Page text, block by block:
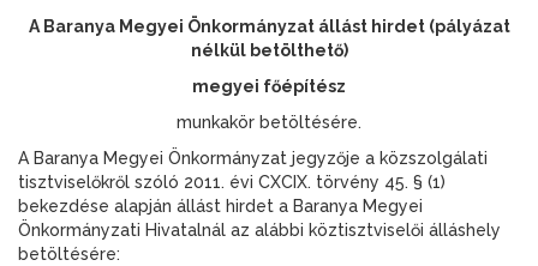
A Baranya Megyei Önkormányzat állást hirdet (pályázat
nélkül betölthető)
megyei főépítész
munkakör betöltésére.
A Baranya Megyei Önkormányzat jegyzője a közszolgálati
tisztviselőkről szóló 2011. évi CXCIX. törvény 45. § (1)
bekezdése alapján állást hirdet a Baranya Megyei
Önkormányzati Hivatalnál az alábbi köztisztviselői álláshely
betöltésére: